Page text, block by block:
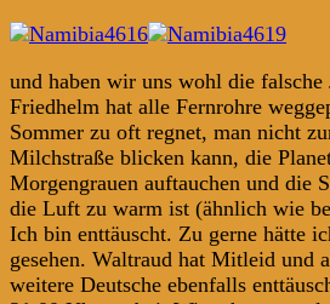
und haben wir uns wohl die falsche
Friedhelm hat alle Fernrohre
Sommer zu oft regnet, man nicht
Milchstraße blicken kann, die
Morgengrauen auftauchen und die
die Luft zu warm ist (ähnlich wie
Ich bin enttäuscht. Zu gerne hätte
gesehen. Waltraud hat Mitleid und
weitere Deutsche ebenfalls